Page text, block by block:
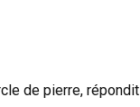
de pierre,